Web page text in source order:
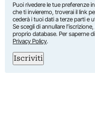
Puoi rivedere le tue preferenze
che ti invieremo, troverai il link
cederà i tuoi dati a terze parti e
Se scegli di annullare
proprio database. Per saperne
Privacy Policy.
Iscriviti